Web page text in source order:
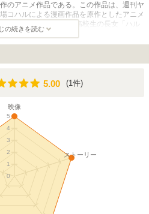
のアニメ作品である。この作品は、週刊ヤ
コハルによる漫画作品を原作としたアニメ
語は、南家の3姉妹、高校生の長女「ハル
の三女「チアキ」の家や学校での出来事を
世代のズレからくる微妙な世界観の違いを
のショートエピソードを数本まとめて1話
照的にアニメオリジナル要素が少なく、原
。オープニングやエンディングテーマを
の続きを読む
5.00
5.00 (1件)
映像
ストーリー
0
1
2
3
4
5